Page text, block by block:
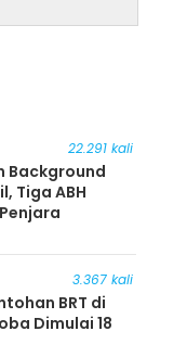
22.291 kali
Background
Tiga ABH
3.367 kali
BRT di
Dimulai 18